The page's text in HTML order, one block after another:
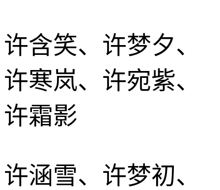
许含笑、许梦夕、
许寒岚、许宛紫、
许霜影
许涵雪、许梦初、